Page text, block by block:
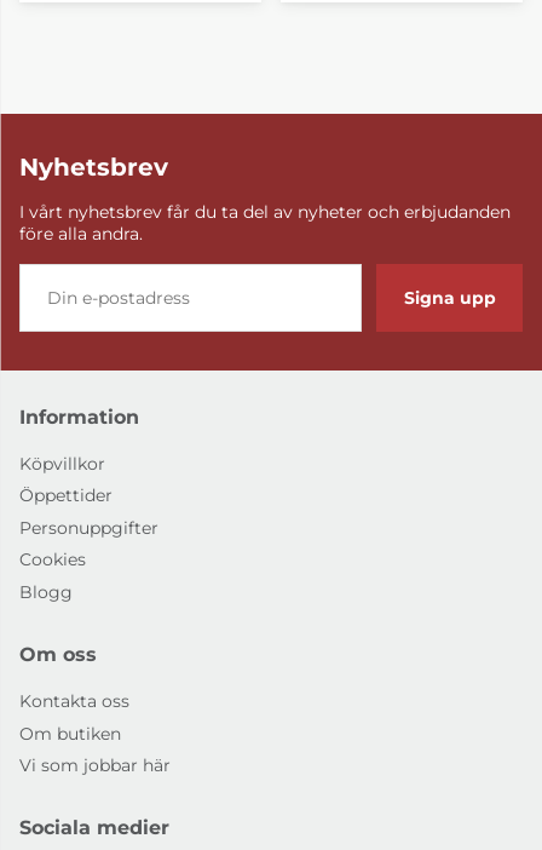
Nyhetsbrev
I vårt nyhetsbrev får du ta del av nyheter och erbjudanden
före alla andra.
Signa upp
Information
Köpvillkor
Öppettider
Personuppgifter
Cookies
Blogg
Om oss
Kontakta oss
Om butiken
Vi som jobbar här
Sociala medier